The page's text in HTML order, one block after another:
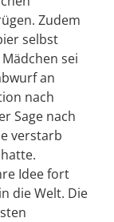
Zudem
selbst
sei
an
nach
Sage nach
verstarb
Idee fort
die Welt. Die